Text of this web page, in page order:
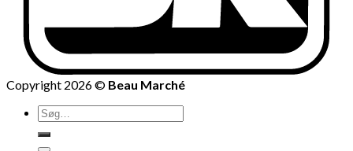
Copyright 2026 © Beau Marché
Søg
efter: